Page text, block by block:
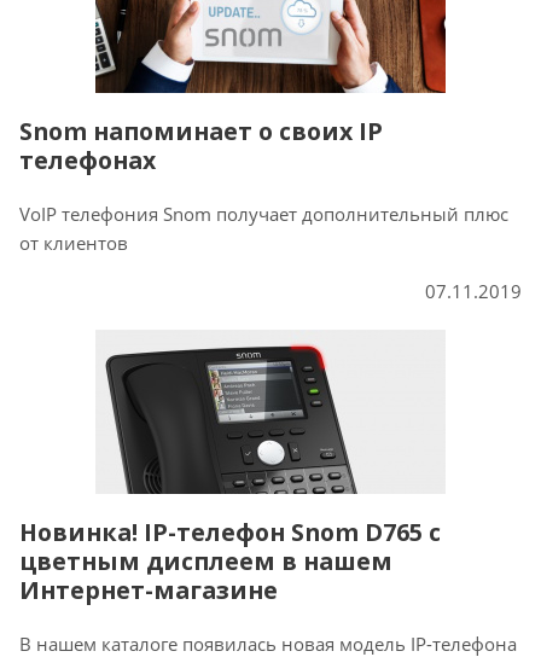
Snom напоминает о своих IP
телефонах
VoIP телефония Snom получает дополнительный плюс
от клиентов
07.11.2019
Новинка! IP-телефон Snom D765 с
цветным дисплеем в нашем
Интернет-магазине
В нашем каталоге появилась новая модель IP-телефона